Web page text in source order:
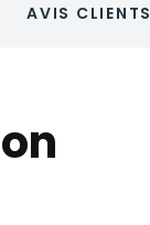
AVIS CLIENTS